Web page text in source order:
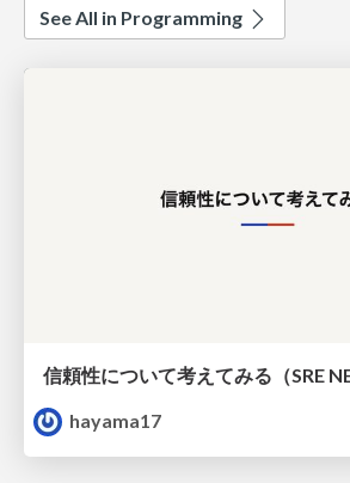
See All in Programming
hayama17